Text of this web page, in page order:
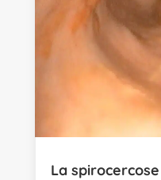
La spirocercose